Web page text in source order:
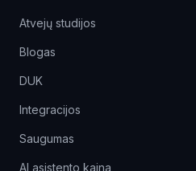
Atvejų studijos
Blogas
DUK
Integracijos
Saugumas
AI asistento kaina